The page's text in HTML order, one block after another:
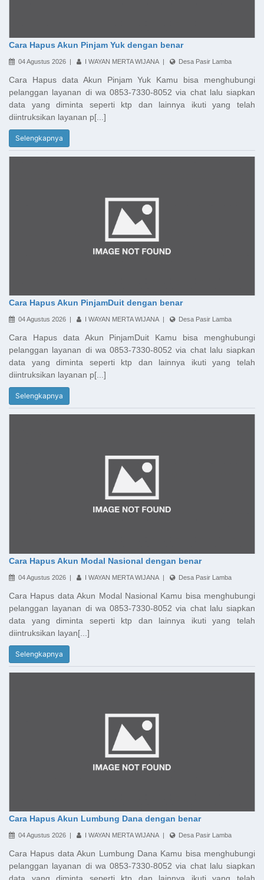
Cara Hapus Akun Pinjam Yuk dengan benar
04 Agustus 2026 | I WAYAN MERTA WIJANA | Desa Pasir Lamba
Cara Hapus data Akun Pinjam Yuk Kamu bisa menghubungi
pelanggan layanan di wa 0853-7330-8052 via chat lalu siapkan
data yang diminta seperti ktp dan lainnya ikuti yang telah
diintruksikan layanan p[...]
Selengkapnya
Cara Hapus Akun PinjamDuit dengan benar
04 Agustus 2026 | I WAYAN MERTA WIJANA | Desa Pasir Lamba
Cara Hapus data Akun PinjamDuit Kamu bisa menghubungi
pelanggan layanan di wa 0853-7330-8052 via chat lalu siapkan
data yang diminta seperti ktp dan lainnya ikuti yang telah
diintruksikan layanan p[...]
Selengkapnya
Cara Hapus Akun Modal Nasional dengan benar
04 Agustus 2026 | I WAYAN MERTA WIJANA | Desa Pasir Lamba
Cara Hapus data Akun Modal Nasional Kamu bisa menghubungi
pelanggan layanan di wa 0853-7330-8052 via chat lalu siapkan
data yang diminta seperti ktp dan lainnya ikuti yang telah
diintruksikan layan[...]
Selengkapnya
Cara Hapus Akun Lumbung Dana dengan benar
04 Agustus 2026 | I WAYAN MERTA WIJANA | Desa Pasir Lamba
Cara Hapus data Akun Lumbung Dana Kamu bisa menghubungi
pelanggan layanan di wa 0853-7330-8052 via chat lalu siapkan
data yang diminta seperti ktp dan lainnya ikuti yang telah